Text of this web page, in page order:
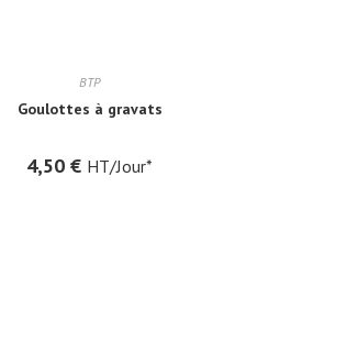
BTP
Goulottes à gravats
4,50 € HT/Jour*